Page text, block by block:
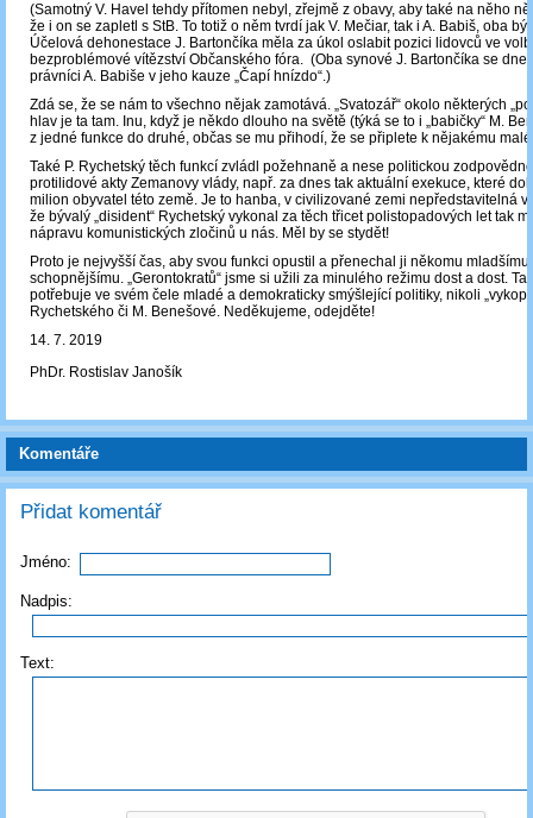
(Samotný V. Havel tehdy přítomen nebyl, zřejmě z obavy, aby také na něho
že i on se zapletl s StB. To totiž o něm tvrdí jak V. Mečiar, tak i A. Babiš, oba
Účelová dehonestace J. Bartončíka měla za úkol oslabit pozici lidovců ve
bezproblémové vítězství Občanského fóra. (Oba synové J. Bartončíka se
právníci A. Babiše v jeho kauze „Čapí hnízdo“.)
Zdá se, že se nám to všechno nějak zamotává. „Svatozář“ okolo některých
hlav je ta tam. Inu, když je někdo dlouho na světě (týká se to i „babičky“ M.
z jedné funkce do druhé, občas se mu přihodí, že se připlete k nějakému
Také P. Rychetský těch funkcí zvládl požehnaně a nese politickou
protilidové akty Zemanovy vlády, např. za dnes tak aktuální exekuce, které
milion obyvatel této země. Je to hanba, v civilizované zemi nepředstavitelná
že bývalý „disident“ Rychetský vykonal za těch třicet polistopadových let tak
nápravu komunistických zločinů u nás. Měl by se stydět!
Proto je nejvyšší čas, aby svou funkci opustil a přenechal ji někomu mladšímu
schopnějšímu. „Gerontokratů“ jsme si užili za minulého režimu dost a dost.
potřebuje ve svém čele mladé a demokraticky smýšlející politiky, nikoli
Rychetského či M. Benešové. Neděkujeme, odejděte!
14. 7. 2019
PhDr. Rostislav Janošík
Komentáře
Přidat komentář
Jméno:
Nadpis:
Text: